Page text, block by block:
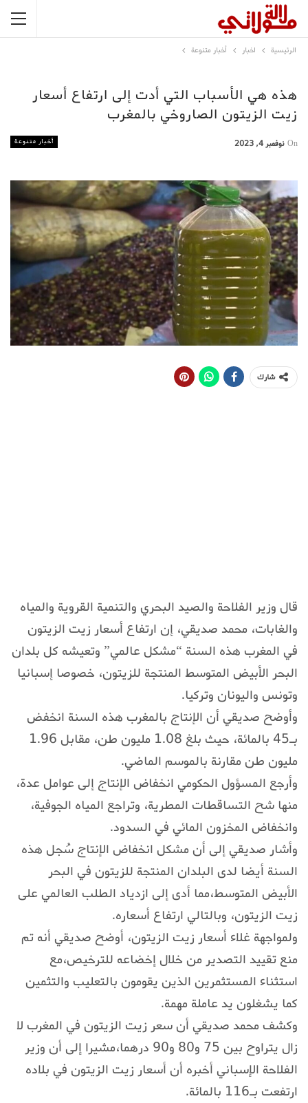
الرئيسية اخبار أخبار متنوعة
هذه هي الأسباب التي أدت إلى ارتفاع أسعار
زيت الزيتون الصاروخي بالمغرب
أخبار متنوعة On نوفمبر 4, 2023
شارك
قال وزير الفلاحة والصيد البحري والتنمية القروية والمياه
والغابات، محمد صديقي، إن ارتفاع أسعار زيت الزيتون
في المغرب هذه السنة “مشكل عالمي” وتعيشه كل بلدان
البحر الأبيض المتوسط المنتجة للزيتون، خصوصا إسبانيا
وتونس واليونان وتركيا.
وأوضح صديقي أن الإنتاج بالمغرب هذه السنة انخفض
بـ45 بالمائة، حيث بلغ 1.08 مليون طن، مقابل 1.96
مليون طن مقارنة بالموسم الماضي.
وأرجع المسؤول الحكومي انخفاض الإنتاج إلى عوامل عدة،
منها شح التساقطات المطرية، وتراجع المياه الجوفية،
وانخفاض المخزون المائي في السدود.
وأشار صديقي إلى أن مشكل انخفاض الإنتاج سُجل هذه
السنة أيضا لدى البلدان المنتجة للزيتون في البحر
الأبيض المتوسط،مما أدى إلى ازدياد الطلب العالمي على
زيت الزيتون، وبالتالي ارتفاع أسعاره.
ولمواجهة غلاء أسعار زيت الزيتون، أوضح صديقي أنه تم
منع تقييد التصدير من خلال إخضاعه للترخيص،مع
استثناء المستثمرين الذين يقومون بالتعليب والتثمين
كما يشغلون يد عاملة مهمة.
وكشف محمد صديقي أن سعر زيت الزيتون في المغرب لا
زال يتراوح بين 75 و80 و90 درهما،مشيرا إلى أن وزير
الفلاحة الإسباني أخبره أن أسعار زيت الزيتون في بلاده
ارتفعت بـ116 بالمائة.